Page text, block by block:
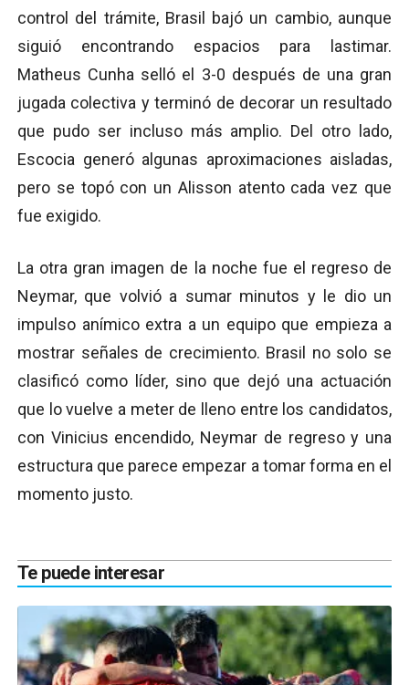
control del trámite, Brasil bajó un cambio, aunque
siguió encontrando espacios para lastimar.
Matheus Cunha selló el 3-0 después de una gran
jugada colectiva y terminó de decorar un resultado
que pudo ser incluso más amplio. Del otro lado,
Escocia generó algunas aproximaciones aisladas,
pero se topó con un Alisson atento cada vez que
fue exigido.
La otra gran imagen de la noche fue el regreso de
Neymar, que volvió a sumar minutos y le dio un
impulso anímico extra a un equipo que empieza a
mostrar señales de crecimiento. Brasil no solo se
clasificó como líder, sino que dejó una actuación
que lo vuelve a meter de lleno entre los candidatos,
con Vinicius encendido, Neymar de regreso y una
estructura que parece empezar a tomar forma en el
momento justo.
Te puede interesar